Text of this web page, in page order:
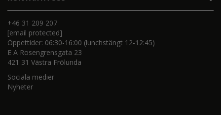
+46 31 209 207
[email protected]
Öppettider: 06:30-16:00 (lunchstängt 12-12:45)
E A Rosengrensgata 23
421 31 Västra Frölunda
Sociala medier
Nyheter